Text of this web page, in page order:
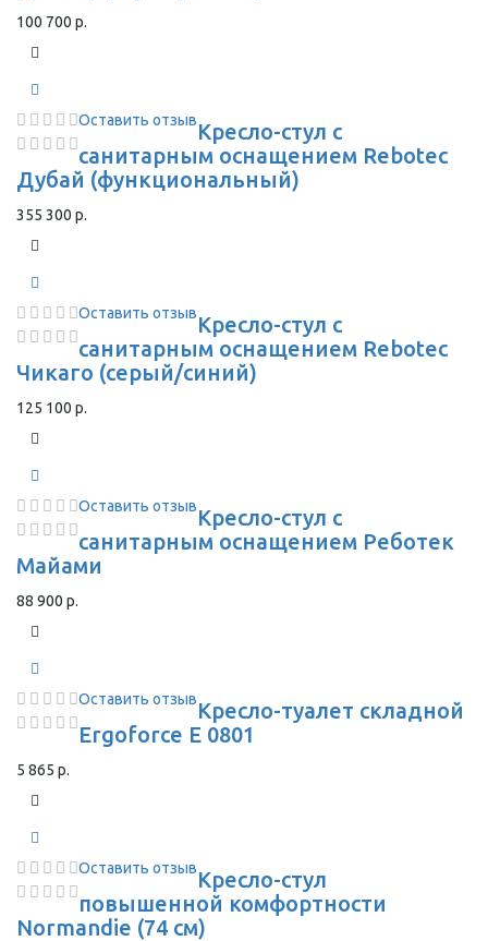
100 700 р.
Оставить отзывКресло-стул с
санитарным оснащением Rebotec
Дубай (функциональный)
355 300 р.
Оставить отзывКресло-стул с
санитарным оснащением Rebotec
Чикаго (серый/синий)
125 100 р.
Оставить отзывКресло-стул с
санитарным оснащением Реботек
Майами
88 900 р.
Оставить отзывКресло-туалет складной
Ergoforce E 0801
5 865 р.
Оставить отзывКресло-стул
повышенной комфортности
Normandie (74 см)